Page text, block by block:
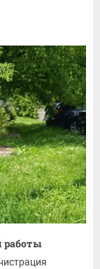
работы